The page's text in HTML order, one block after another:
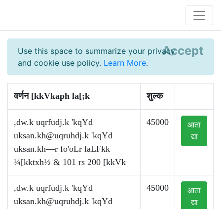
Use this space to summarize your privacy
and cookie use policy. Learn More.
Accept
वर्णन [kkVkaph la[;k शुल्क
,dw.k uqrfudj.k 'kqYd
uksan.kh@uqruhdj.k 'kqYd
uksan.kh—r fo'oLr laLFkk
¼[kktxh½ & 101 rs 200 [kkVk
45000
आता
द्या
,dw.k uqrfudj.k 'kqYd
uksan.kh@uqruhdj.k 'kqYd
45000
आता
द्या